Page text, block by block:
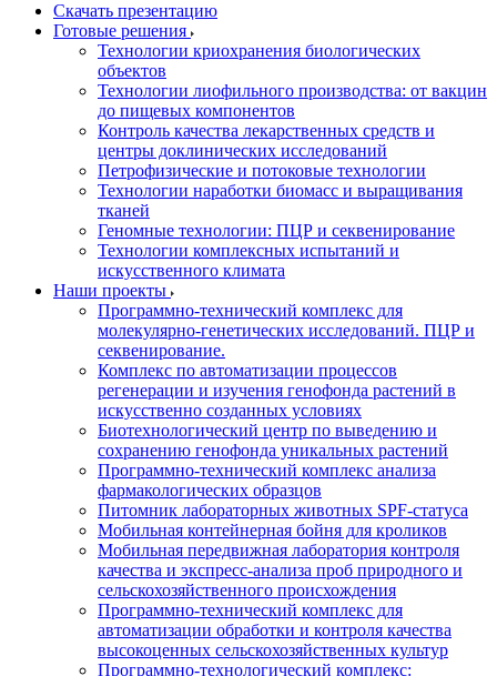
Скачать презентацию
Готовые решения
Технологии криохранения биологических
объектов
Технологии лиофильного производства: от вакцин
до пищевых компонентов
Контроль качества лекарственных средств и
центры доклинических исследований
Петрофизические и потоковые технологии
Технологии наработки биомасс и выращивания
тканей
Геномные технологии: ПЦР и секвенирование
Технологии комплексных испытаний и
искусственного климата
Наши проекты
Программно-технический комплекс для
молекулярно-генетических исследований. ПЦР и
секвенирование.
Комплекс по автоматизации процессов
регенерации и изучения генофонда растений в
искусственно созданных условиях
Биотехнологический центр по выведению и
сохранению генофонда уникальных растений
Программно-технический комплекс анализа
фармакологических образцов
Питомник лабораторных животных SPF-статуса
Мобильная контейнерная бойня для кроликов
Мобильная передвижная лаборатория контроля
качества и экспресс-анализа проб природного и
сельскохозяйственного происхождения
Программно-технический комплекс для
автоматизации обработки и контроля качества
высокоценных сельскохозяйственных культур
Программно-технологический комплекс: